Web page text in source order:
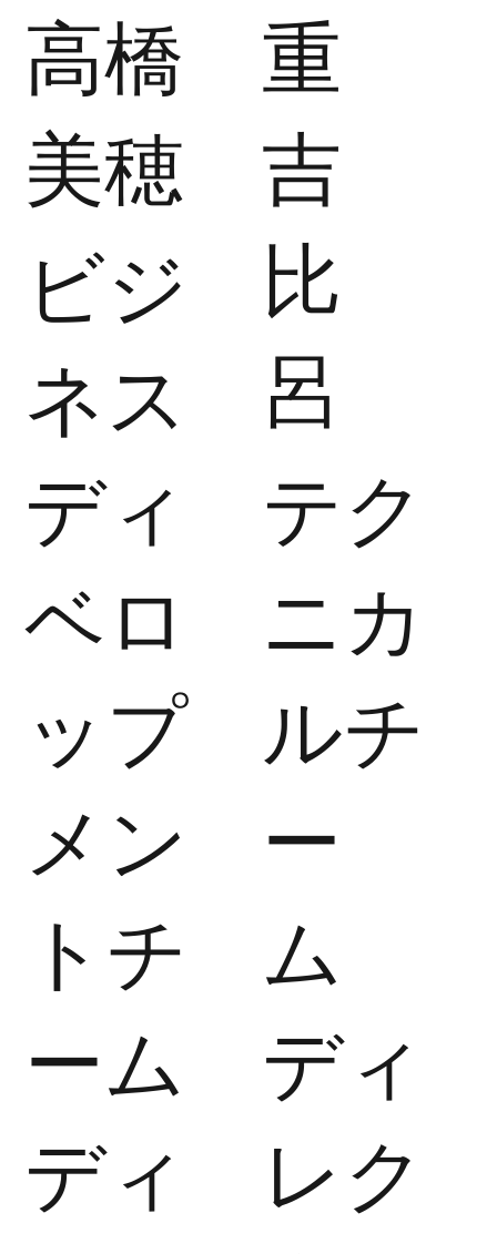
高橋
美穂
ビジ
ネス
ディ
ベロ
ップ
メン
トチ
ーム
ディ
​重
吉
比
呂
​テク
ニカ
ルチ
ー
ム
ディ
レク